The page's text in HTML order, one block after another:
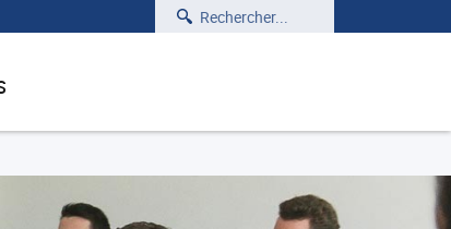
Rechercher